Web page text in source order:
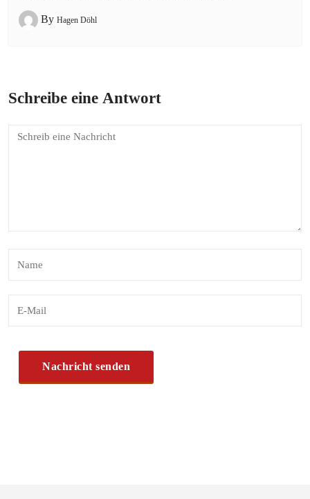
By Hagen Döhl
Schreibe eine Antwort